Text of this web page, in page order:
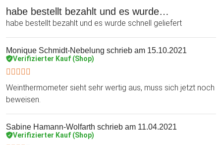
habe bestellt bezahlt und es wurde…
habe bestellt bezahlt und es wurde schnell geliefert
Monique Schmidt-Nebelung schrieb am 15.10.2021
Verifizierter Kauf (Shop)
Weinthermometer sieht sehr wertig aus, muss sich jetzt noch
beweisen.
Sabine Hamann-Wolfarth schrieb am 11.04.2021
Verifizierter Kauf (Shop)